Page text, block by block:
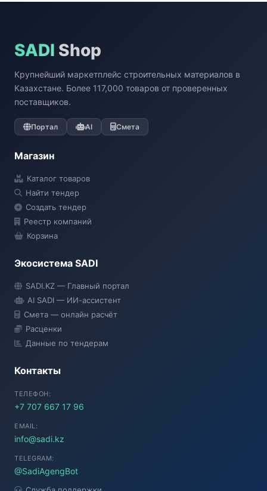
SADI Shop
Крупнейший маркетплейс строительных материалов в
Казахстане. Более 117,000 товаров от проверенных
поставщиков.
Портал AI Смета
Магазин
Каталог товаров
Найти тендер
Создать тендер
Реестр компаний
Корзина
Экосистема SADI
SADI.KZ — Главный портал
AI SADI — ИИ-ассистент
Смета — онлайн расчёт
Расценки
Данные по тендерам
Контакты
ТЕЛЕФОН:
+7 707 667 17 96
EMAIL:
info@sadi.kz
TELEGRAM:
@SadiAgengBot
● Подключение...